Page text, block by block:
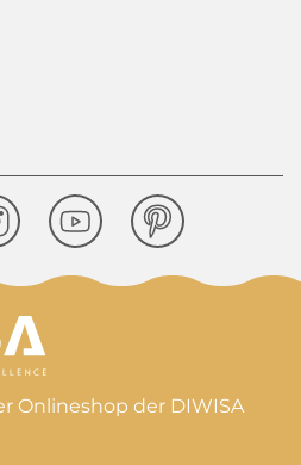
Onlineshop der DIWISA